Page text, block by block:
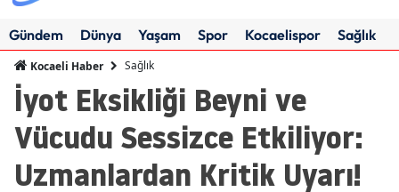
Amasya
Ankara
Antalya
Gündem Dünya Yaşam Spor Kocaelispor Sağlık
Kocaeli Haber Sağlık
İyot Eksikliği Beyni ve
Vücudu Sessizce Etkiliyor:
Uzmanlardan Kritik Uyarı!